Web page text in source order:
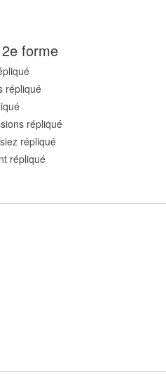
forme
é
répliqué
é
répliqué
répliqué
répliqué